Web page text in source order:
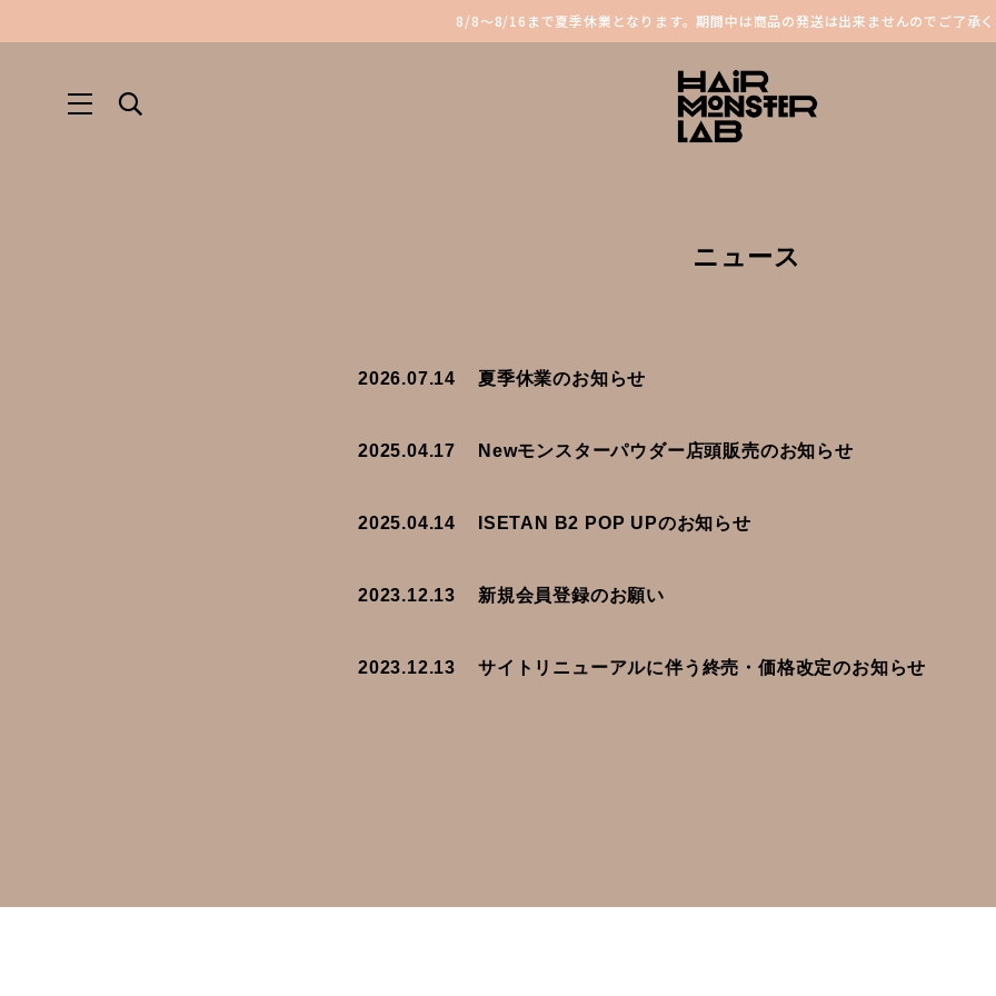
8/8～8/16まで夏季休業となります。期間中は商品の発送は出来ませんのでご了承
ニュース
2026.07.14 夏季休業のお知らせ
2025.04.17 Newモンスターパウダー店頭販売のお知らせ
2025.04.14 ISETAN B2 POP UPのお知らせ
2023.12.13 新規会員登録のお願い
2023.12.13 サイトリニューアルに伴う終売・価格改定のお知らせ